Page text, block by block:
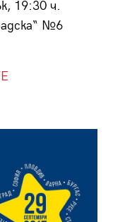
19:30 ч.
№6